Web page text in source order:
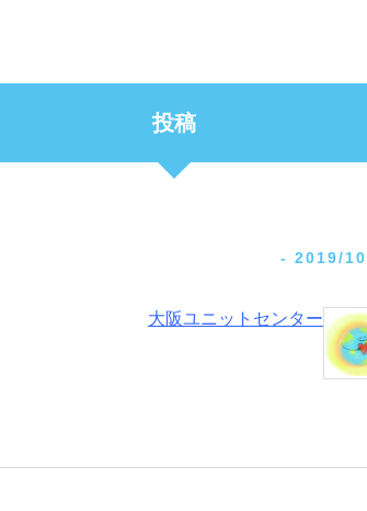
投稿
- 2019/
大阪ユニットセンター